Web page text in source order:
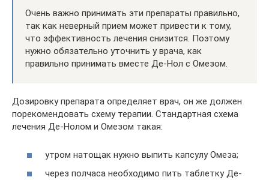
Очень важно принимать эти препараты правильно,
так как неверный прием может привести к тому,
что эффективность лечения снизится. Поэтому
нужно обязательно уточнить у врача, как
правильно принимать вместе Де-Нол с Омезом.
Дозировку препарата определяет врач, он же должен
порекомендовать схему терапии. Стандартная схема
лечения Де-Нолом и Омезом такая:
утром натощак нужно выпить капсулу Омеза;
через полчаса необходимо пить таблетку Де-